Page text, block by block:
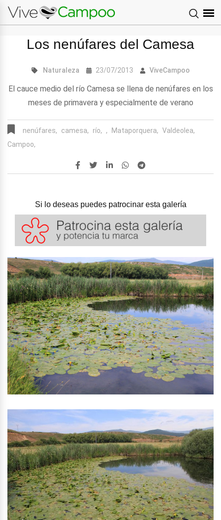
Los nenúfares del Camesa
Naturaleza 23/07/2013 ViveCampoo
El cauce medio del río Camesa se llena de nenúfares en los
meses de primavera y especialmente de verano
nenúfares, camesa, río, , Mataporquera, Valdeolea,
Campoo,
Si lo deseas puedes patrocinar esta galería